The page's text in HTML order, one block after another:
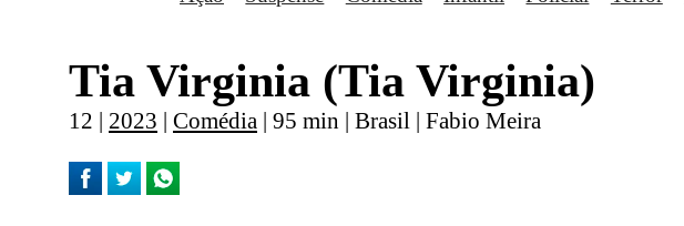
Tia Virginia (Tia Virginia)
12 | 2023 | Comédia | 95 min | Brasil | Fabio Meira